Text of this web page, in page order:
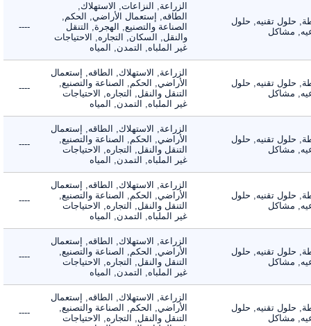
حلول تقنيه, حلول
مشاكل
الزراعة, النزاعات, الاستهلاك,
الطاقه, إستعمال الأراضي, الحكم,
الصناعة والتصنيع, الهجرة, التنقل
والنقل, السكان, التجاره, الاحتياجات
غير الملباه, التمدن, المياه
----
حلول تقنيه, حلول
مشاكل
الزراعة, الاستهلاك, الطاقه, إستعمال
الأراضي, الحكم, الصناعة والتصنيع,
التنقل والنقل, التجاره, الاحتياجات
غير الملباه, التمدن, المياه
----
حلول تقنيه, حلول
مشاكل
الزراعة, الاستهلاك, الطاقه, إستعمال
الأراضي, الحكم, الصناعة والتصنيع,
التنقل والنقل, التجاره, الاحتياجات
غير الملباه, التمدن, المياه
----
حلول تقنيه, حلول
مشاكل
الزراعة, الاستهلاك, الطاقه, إستعمال
الأراضي, الحكم, الصناعة والتصنيع,
التنقل والنقل, التجاره, الاحتياجات
غير الملباه, التمدن, المياه
----
حلول تقنيه, حلول
مشاكل
الزراعة, الاستهلاك, الطاقه, إستعمال
الأراضي, الحكم, الصناعة والتصنيع,
التنقل والنقل, التجاره, الاحتياجات
غير الملباه, التمدن, المياه
----
حلول تقنيه, حلول
مشاكل
الزراعة, الاستهلاك, الطاقه, إستعمال
الأراضي, الحكم, الصناعة والتصنيع,
التنقل والنقل, التجاره, الاحتياجات
----